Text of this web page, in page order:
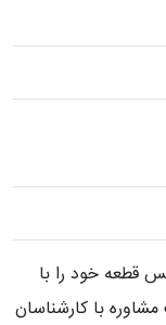
قطعه خود را با
با کارشناسان